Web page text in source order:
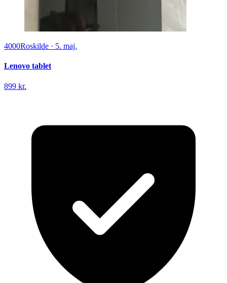
4000Roskilde · 5. maj.
Lenovo tablet
899 kr.